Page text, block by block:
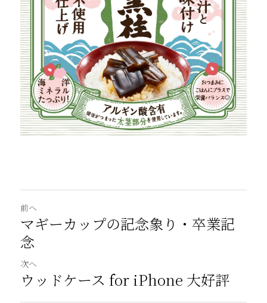
前へ
マギーカップの記念象り・卒業記
念
次へ
ウッドケース for iPhone 大好評